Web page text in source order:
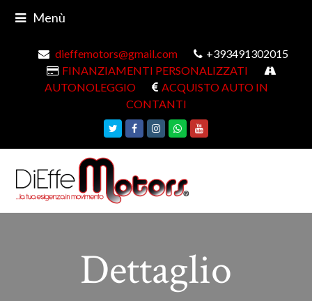
Menù
dieffemotors@gmail.com
+393491302015
FINANZIAMENTI PERSONALIZZATI
AUTONOLEGGIO
ACQUISTO AUTO IN
CONTANTI
TwitterFacebookInstagram
Whatsapp
Youtube
Dettaglio